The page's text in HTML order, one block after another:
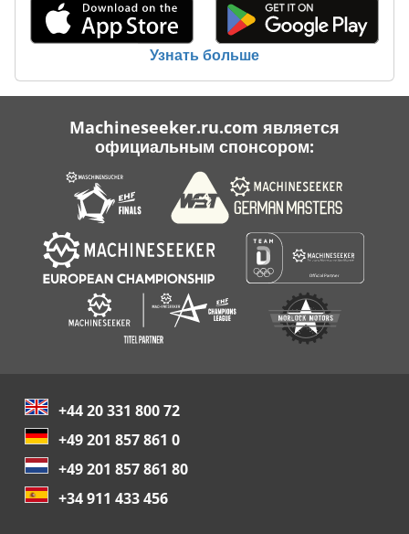
Транспортные Средства
Услуги По Уборке Помещений Здания
Узнать больше
Machineseeker.ru.com является
официальным спонсором:
+44 20 331 800 72
+49 201 857 861 0
+49 201 857 861 80
+34 911 433 456